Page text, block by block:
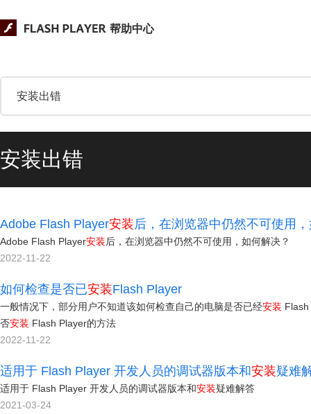
帮助中心
安装出错
Adobe Flash Player安装后，在浏览器中仍然不可使用
Adobe Flash Player安装后，在浏览器中仍然不可使用，如何解决？
2022-11-22
如何检查是否已安装Flash Player
一般情况下，部分用户不知道该如何检查自己的电脑是否已经安装
否安装 Flash Player的方法
2022-11-22
适用于 Flash Player 开发人员的调试器版本和安装疑难
适用于 Flash Player 开发人员的调试器版本和安装疑难解答
2021-03-24